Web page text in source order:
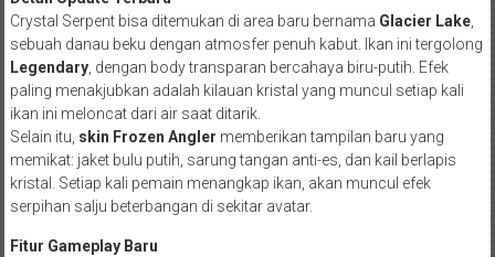
Crystal Serpent bisa ditemukan di area baru bernama Glacier Lake,
sebuah danau beku dengan atmosfer penuh kabut. Ikan ini tergolong
Legendary, dengan body transparan bercahaya biru-putih. Efek
paling menakjubkan adalah kilauan kristal yang muncul setiap kali
ikan ini meloncat dari air saat ditarik.
Selain itu, skin Frozen Angler memberikan tampilan baru yang
memikat: jaket bulu putih, sarung tangan anti-es, dan kail berlapis
kristal. Setiap kali pemain menangkap ikan, akan muncul efek
serpihan salju beterbangan di sekitar avatar.
Fitur Gameplay Baru